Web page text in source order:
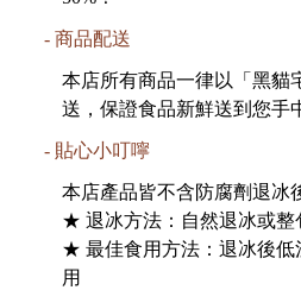
商品配送
本店所有商品一律以「黑貓
送，保證食品新鮮送到您手
貼心小叮嚀
本店產品皆不含防腐劑退冰
★ 退冰方法：自然退冰或整
★ 最佳食用方法：退冰後低
用